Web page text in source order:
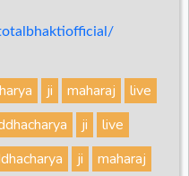
ji maharaj
live
ji
live
ji
maharaj